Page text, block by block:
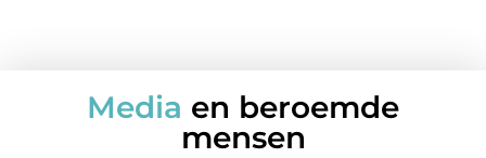
Media en beroemde
mensen